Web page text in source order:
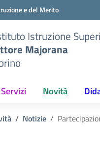
e del Merito
Istruzione
Majorana
Servizi Novità
Notizie